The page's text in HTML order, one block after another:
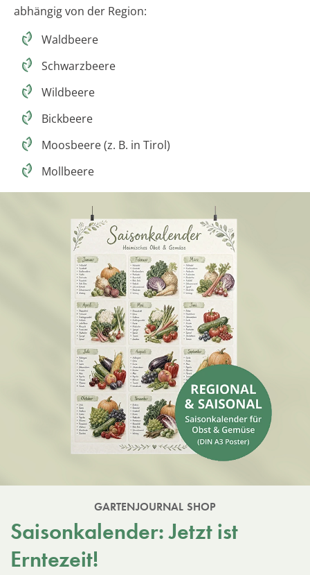
abhängig von der Region:
Waldbeere
Schwarzbeere
Wildbeere
Bickbeere
Moosbeere (z. B. in Tirol)
Mollbeere
GARTENJOURNAL SHOP
Saisonkalender: Jetzt ist
Erntezeit!